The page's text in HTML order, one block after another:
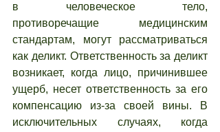
в человеческое тело,
противоречащие медицинским
стандартам, могут рассматриваться
как деликт. Ответственность за деликт
возникает, когда лицо, причинившее
ущерб, несет ответственность за его
компенсацию из-за своей вины. В
исключительных случаях, когда